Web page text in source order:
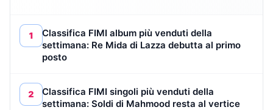
1
Classifica FIMI album più venduti della
settimana: Re Mida di Lazza debutta al primo
posto
2
Classifica FIMI singoli più venduti della
settimana: Soldi di Mahmood resta al vertice